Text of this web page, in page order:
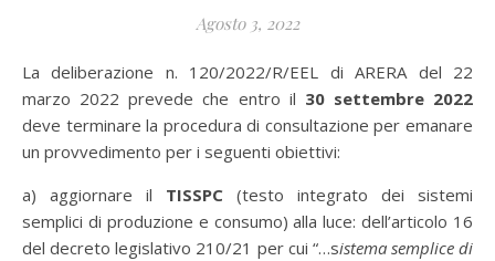
Agosto 3, 2022
La deliberazione n. 120/2022/R/EEL di ARERA del 22
marzo 2022 prevede che entro il 30 settembre 2022
deve terminare la procedura di consultazione per emanare
un provvedimento per i seguenti obiettivi:
a) aggiornare il TISSPC (testo integrato dei sistemi
semplici di produzione e consumo) alla luce: dell’articolo 16
del decreto legislativo 210/21 per cui “…sistema semplice di